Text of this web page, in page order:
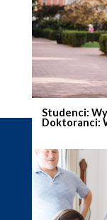
Studenci:
Doktoranci: